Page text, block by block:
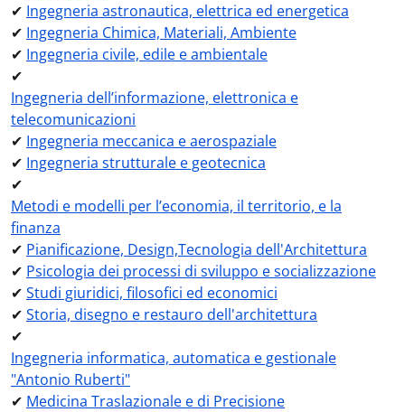
✔ Ingegneria astronautica, elettrica ed energetica
✔ Ingegneria Chimica, Materiali, Ambiente
✔ Ingegneria civile, edile e ambientale
✔
Ingegneria dell’informazione, elettronica e
telecomunicazioni
✔ Ingegneria meccanica e aerospaziale
✔ Ingegneria strutturale e geotecnica
✔
Metodi e modelli per l’economia, il territorio, e la
finanza
✔ Pianificazione, Design,Tecnologia dell'Architettura
✔ Psicologia dei processi di sviluppo e socializzazione
✔ Studi giuridici, filosofici ed economici
✔ Storia, disegno e restauro dell'architettura
✔
Ingegneria informatica, automatica e gestionale
"Antonio Ruberti"
✔ Medicina Traslazionale e di Precisione